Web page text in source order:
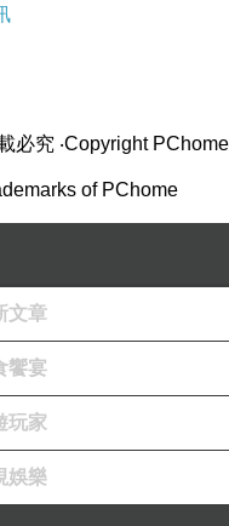
通報，新化分局特
積極作為。此外，
商的防詐合作機
詐騙案，顯示防詐
財產損失。
獲來電涉及借款、
網銀等情形，務必
的話術。民眾如有
線或洽詢當地派出
。內政部警政署
推出「打詐儀表
話術解析與防詐技
，以提升自身防詐
必究 ‧Copyright PChome
of PChome
文章
饗宴
玩家
娛樂